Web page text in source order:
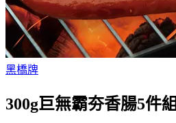
黑橋牌
300g巨無霸夯香腸5件組